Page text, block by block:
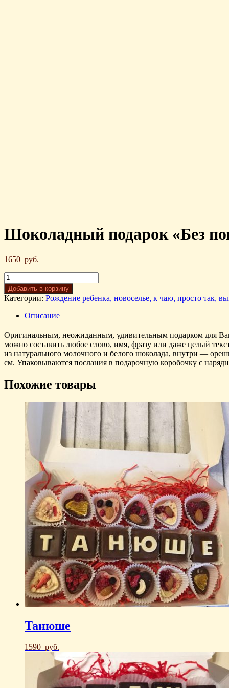
Шоколадный подарок «Без
1650 руб.
Добавить в корзину
Категории: Рождение ребенка, новоселье, к чаю, просто так,
Описание
Оригинальным, неожиданным, удивительным подарком для
можно составить любое слово, имя, фразу или даже целый
из натурального молочного и белого шоколада, внутри —
см. Упаковываются послания в подарочную коробочку с
Похожие товары
Танюше
1590 руб.